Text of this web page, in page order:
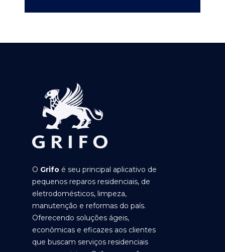
O Grifo é seu principal aplicativo de
pequenos reparos residenciais, de
eletrodomésticos, limpeza,
manutenção e reformas do país.
Oferecendo soluções ágeis,
econômicas e eficazes aos clientes
que buscam serviços residenciais